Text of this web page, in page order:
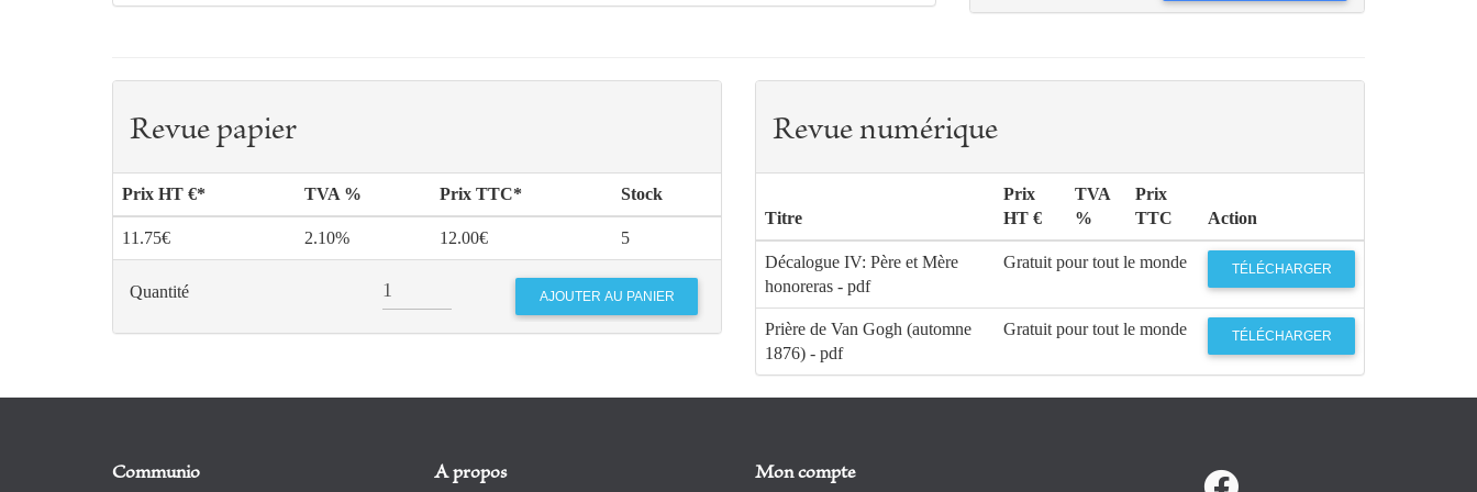
Revue papier
Prix HT €* TVA % Prix TTC* Stock
11.75€ 2.10% 12.00€ 5
Quantité
Revue numérique
Titre
Prix
HT €
TVA
%
Prix
TTC
Action
Décalogue IV: Père et Mère
honoreras - pdf
Gratuit pour tout le monde TÉLÉCHARGER
Prière de Van Gogh (automne
1876) - pdf
Gratuit pour tout le monde TÉLÉCHARGER
Communio A propos Mon compte